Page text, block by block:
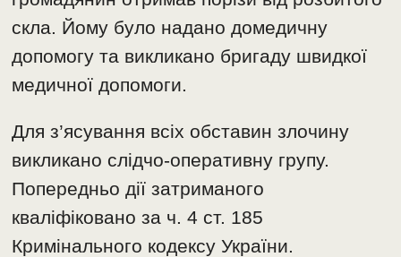
скла. Йому було надано домедичну
допомогу та викликано бригаду швидкої
медичної допомоги.
Для з’ясування всіх обставин злочину
викликано слідчо-оперативну групу.
Попередньо дії затриманого
кваліфіковано за ч. 4 ст. 185
Кримінального кодексу України.